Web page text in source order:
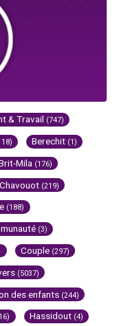
& Travail (747)
Berechit (1)
Mila (176)
Chavouot (219)
(188)
(3)
Couple (297)
(5037)
des enfants (244)
Hassidout (4)